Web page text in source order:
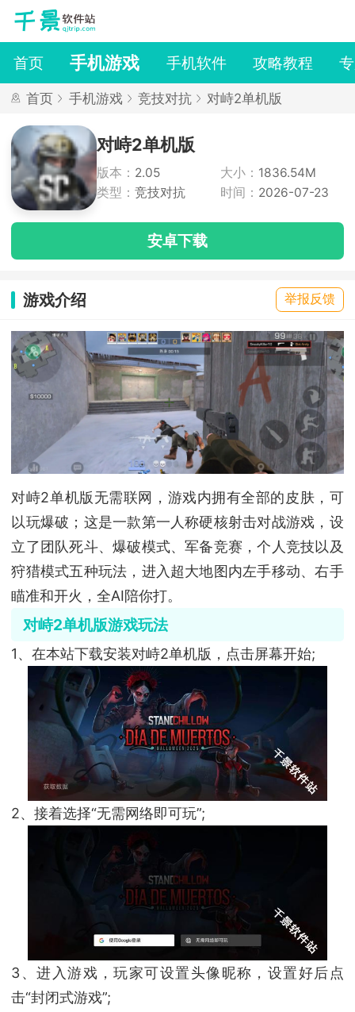
首页 手机游戏 手机软件 攻略教程
首页 手机游戏 竞技对抗 对峙2单机版
对峙2单机版
版本： 2.05 大小： 1836.54M
类型： 竞技对抗 时间： 2026-07-23
安卓下载
游戏介绍 举报反馈
对峙2单机版无需联网，游戏内拥有全部的皮肤，可
以玩爆破；这是一款第一人称硬核射击对战游戏，设
立了团队死斗、爆破模式、军备竞赛，个人竞技以及
狩猎模式五种玩法，进入超大地图内左手移动、右手
瞄准和开火，全AI陪你打。
对峙2单机版游戏玩法
1、在本站下载安装对峙2单机版，点击屏幕开始;
2、接着选择“无需网络即可玩”;
3、进入游戏，玩家可设置头像昵称，设置好后点
击“封闭式游戏”;